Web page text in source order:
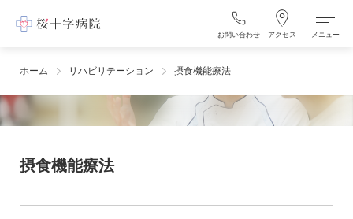
お問い合わせ アクセス メニュー
ホーム リハビリテーション 摂食機能療法
摂食機能療法